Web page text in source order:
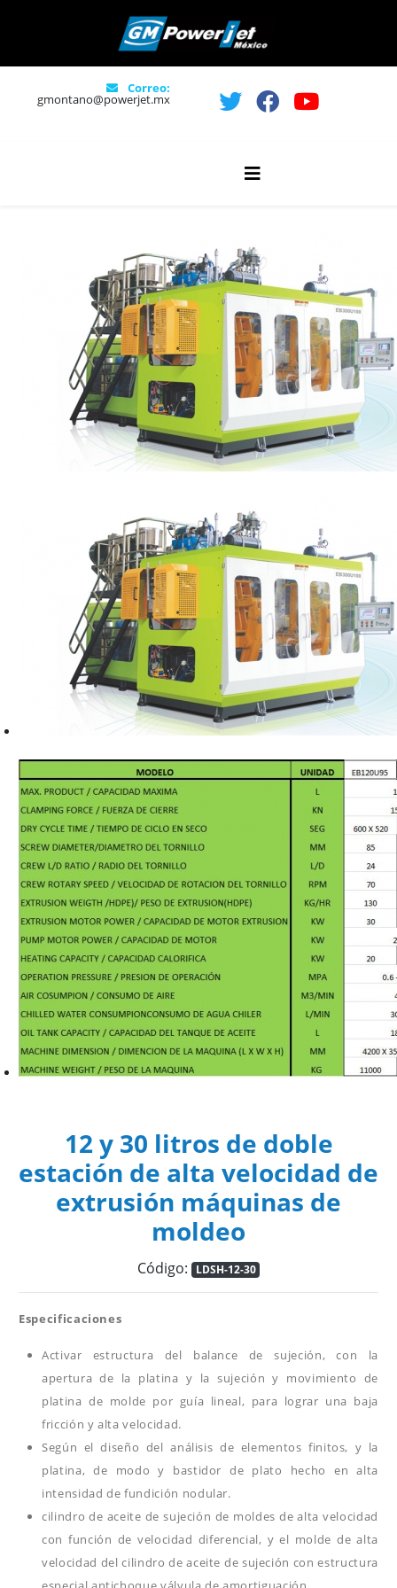
Correo:
gmontano@powerjet.mx
12 y 30 litros de doble
estación de alta velocidad de
extrusión máquinas de
moldeo
Código: LDSH-12-30
Especificaciones
Activar estructura del balance de sujeción, con la
apertura de la platina y la sujeción y movimiento de
platina de molde por guía lineal, para lograr una baja
fricción y alta velocidad.
Según el diseño del análisis de elementos finitos, y la
platina, de modo y bastidor de plato hecho en alta
intensidad de fundición nodular.
cilindro de aceite de sujeción de moldes de alta velocidad
con función de velocidad diferencial, y el molde de alta
velocidad del cilindro de aceite de sujeción con estructura